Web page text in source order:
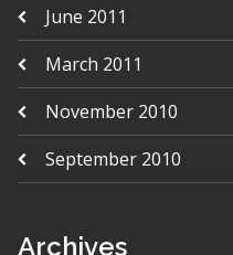
June 2011
March 2011
November 2010
September 2010
Archives